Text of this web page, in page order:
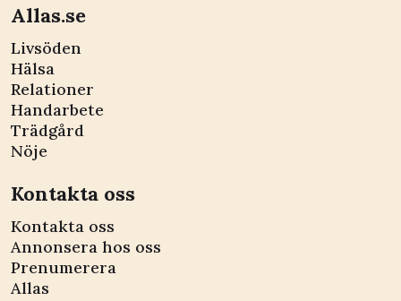
Allas.se
Livsöden
Hälsa
Relationer
Handarbete
Trädgård
Nöje
Kontakta oss
Kontakta oss
Annonsera hos oss
Prenumerera
Allas